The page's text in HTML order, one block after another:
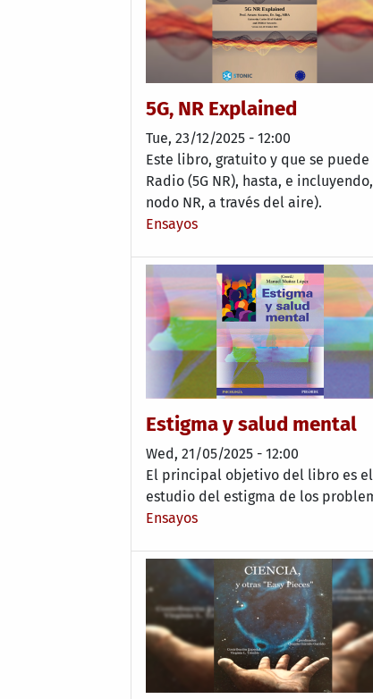
5G, NR Explained
Tue, 23/12/2025 - 12:00
Este libro, gratuito y que se
Radio (5G NR), hasta, e
nodo NR, a través del aire).
Ensayos
Estigma y salud mental
Wed, 21/05/2025 - 12:00
El principal objetivo del libro es
estudio del estigma de los
Ensayos